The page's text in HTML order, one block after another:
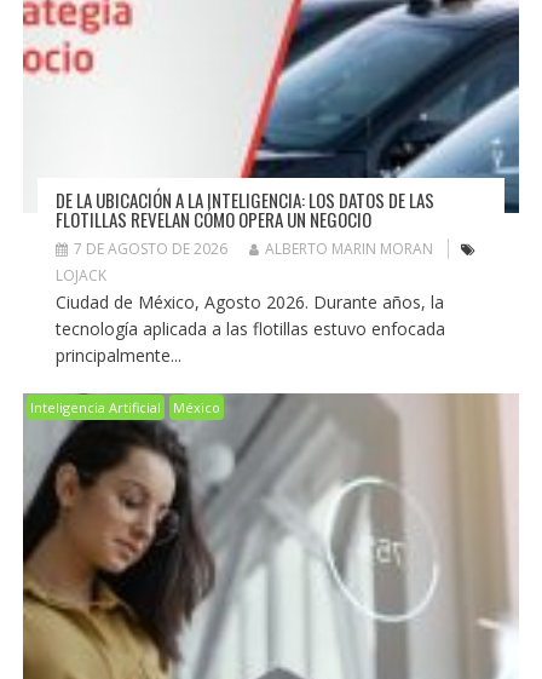
DE LA UBICACIÓN A LA INTELIGENCIA: LOS DATOS DE LAS
FLOTILLAS REVELAN CÓMO OPERA UN NEGOCIO
7 DE AGOSTO DE 2026
ALBERTO MARIN MORAN
LOJACK
Ciudad de México, Agosto 2026. Durante años, la
tecnología aplicada a las flotillas estuvo enfocada
principalmente...
Inteligencia Artificial México